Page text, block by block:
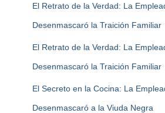
El Retrato de la Verdad: La
Desenmascaró la Traición Familiar
El Retrato de la Verdad: La
Desenmascaró la Traición Familiar
El Secreto en la Cocina: La
Desenmascaró a la Viuda Negra